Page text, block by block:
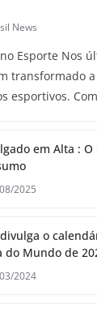
News
Esporte Nos
transformado
esportivos. Com
em Alta :
2025
divulga o
do Mundo de
2024